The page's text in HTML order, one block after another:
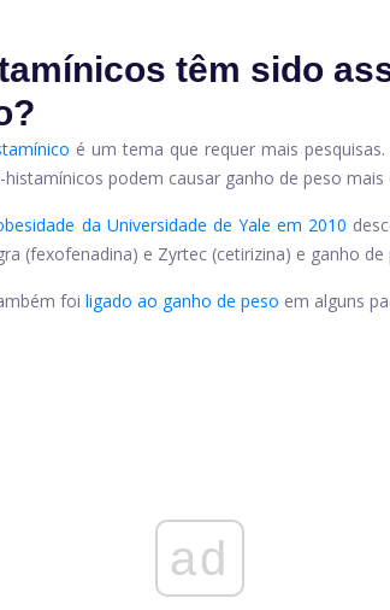
têm sido
é um tema que requer mais
podem causar ganho de peso
da Universidade de Yale em 2010
(fexofenadina) e Zyrtec (cetirizina) e ganho de
foi ligado ao ganho de peso em alguns
ad